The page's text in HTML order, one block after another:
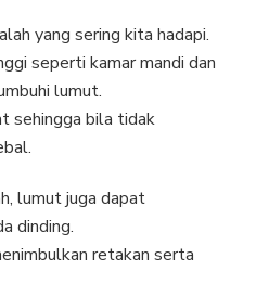
yang sering kita hadapi.
seperti kamar mandi dan
lumut.
sehingga bila tidak
lumut juga dapat
dinding.
retakan serta